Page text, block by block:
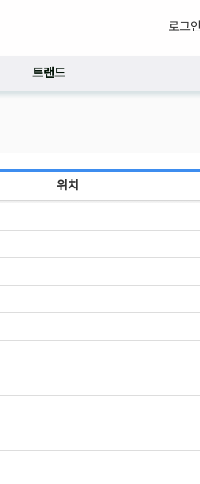
로그인
트랜드
위치